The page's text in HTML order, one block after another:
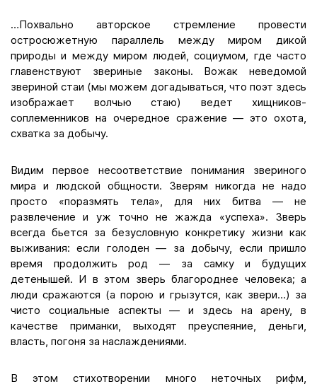
…Похвально авторское стремление провести
остросюжетную параллель между миром дикой
природы и между миром людей, социумом, где часто
главенствуют звериные законы. Вожак неведомой
звериной стаи (мы можем догадываться, что поэт здесь
изображает волчью стаю) ведет хищников-
соплеменников на очередное сражение — это охота,
схватка за добычу.
Видим первое несоответствие понимания звериного
мира и людской общности. Зверям никогда не надо
просто «поразмять тела», для них битва — не
развлечение и уж точно не жажда «успеха». Зверь
всегда бьется за безусловную конкретику жизни как
выживания: если голоден — за добычу, если пришло
время продолжить род — за самку и будущих
детенышей. И в этом зверь благороднее человека; а
люди сражаются (а порою и грызутся, как звери…) за
чисто социальные аспекты — и здесь на арену, в
качестве приманки, выходят преуспеяние, деньги,
власть, погоня за наслаждениями.
В этом стихотворении много неточных рифм,